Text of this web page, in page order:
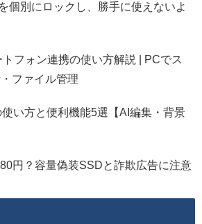
個別にロックし、勝手に使えないよ
フォン連携の使い方解説 | PCでス
ファイル管理
い方と便利機能5選【AI編集・背景
円？容量偽装SSDと詐欺広告に注意